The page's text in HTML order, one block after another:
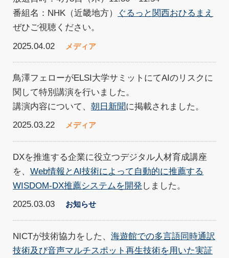
番組名：NHK（近畿地方）
ぐるっと関西おひるまえ
ぜひご視聴ください。
2025.04.02
メディア
鳥澤フェローがELSI大学サミットにてAIのリスクに
関して特別講演を行いました。
講演内容について、朝日新聞に掲載されました。
2025.03.22
メディア
DXを推進する企業に役立つデジタル人材育成講座
を、Web情報とAI技術によって自動的に推薦する
WISDOM-DX推薦システムを開発 しました。
2025.03.03
お知らせ
NICTが技術協力をした、海遊館での多言語同時通訳
技術及び音声マルチスポット再生技術を用いた実証